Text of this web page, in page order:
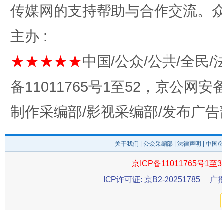
传媒网的支持帮助与合作交流。
主办 :
★★★★★中国/公众/公共/全民/
备11011765号1至52，京公网安
制作采编部/影视采编部/发布广
关于我们 公众采编部 法律声明 | 中国
京ICP备11011765号1至
ICP许可证: 京B2-20251785
广